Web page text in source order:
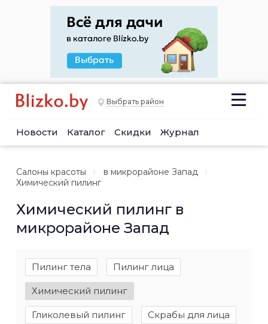
Выбрать район
Новости Каталог Скидки Журнал
Салоны красоты
в микрорайоне Запад
Химический пилинг
Химический пилинг в
микрорайоне Запад
Пилинг тела Пилинг лица
Химический пилинг
Гликолевый пилинг Скрабы для лица